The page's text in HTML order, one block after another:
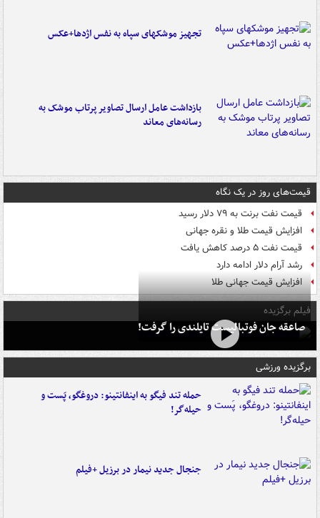
تجهیز موشکهای سپاه به نفس اژدها+عکس
بازداشت عامل ارسال تصاویر پرتاب موشک به
رسانه‌های معاند
قیمت‌های روز در یک نگاه
قیمت نفت برنت به ۷۹ دلار رسید
افزایش قیمت طلا و نقره جهانی
قیمت نفت ۵ درصد کاهش یافت
رشد آرام دلار ادامه دارد
افزایش قیمت جهانی طلا
فیلم برگزیده
صاعقه جان فوتبالیست تایلندی را گرفت!
برگزیده ورزشی
حمله تند فیگو به اینفانتینو: دروغگو، پَست‌ و
حیله‌گر!
جنجال جدید نیمار در برزیل +فیلم